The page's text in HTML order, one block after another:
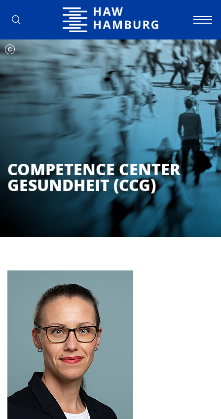
Hochschule für Angewandte
COMPETENCE CENTER
GESUNDHEIT (CCG)